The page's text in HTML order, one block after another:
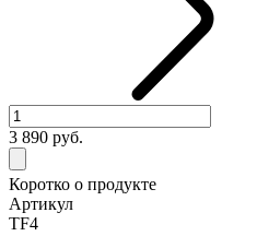
3 890 руб.
Коротко о продукте
Артикул
TF4